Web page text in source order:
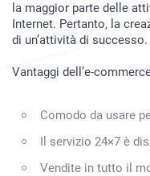
la maggior parte delle
Internet. Pertanto, la
di un’attività di successo.
Vantaggi dell’e-
Comodo da usare
Il servizio 24×7 è
Vendite in tutto il